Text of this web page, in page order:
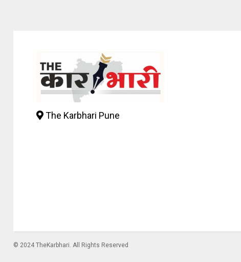
The Karbhari Pune
© 2024 TheKarbhari. All Rights Reserved